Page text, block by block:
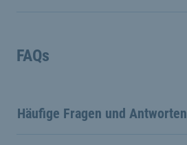
FAQs
Häufige Fragen und Antworten